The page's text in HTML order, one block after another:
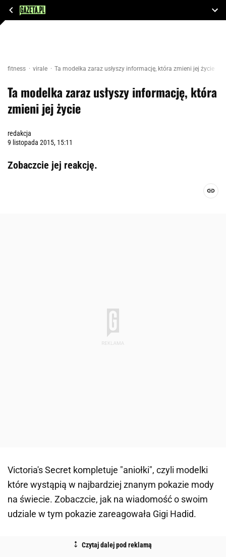
fitness virale Ta modelka zaraz usłyszy informację, która zmieni jej życie
Ta modelka zaraz usłyszy informację, która
zmieni jej życie
redakcja
9 listopada 2015, 15:11
Zobaczcie jej reakcję.
Victoria's Secret kompletuje "aniołki", czyli modelki
które wystąpią w najbardziej znanym pokazie mody
na świecie. Zobaczcie, jak na wiadomość o swoim
udziale w tym pokazie zareagowała Gigi Hadid.